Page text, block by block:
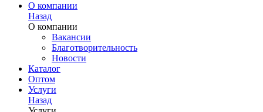
О компании
Назад
О компании
Вакансии
Благотворительность
Новости
Каталог
Оптом
Услуги
Назад